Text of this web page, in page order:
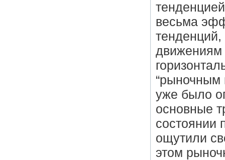
весьма
тенденций,
движениям
“рыночным
уже было
основные
состоянии
ощутили
этом